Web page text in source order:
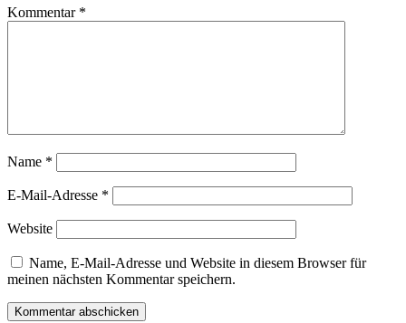
Kommentar *
Name *
E-Mail-Adresse *
Website
Name, E-Mail-Adresse und Website in diesem Browser für
meinen nächsten Kommentar speichern.